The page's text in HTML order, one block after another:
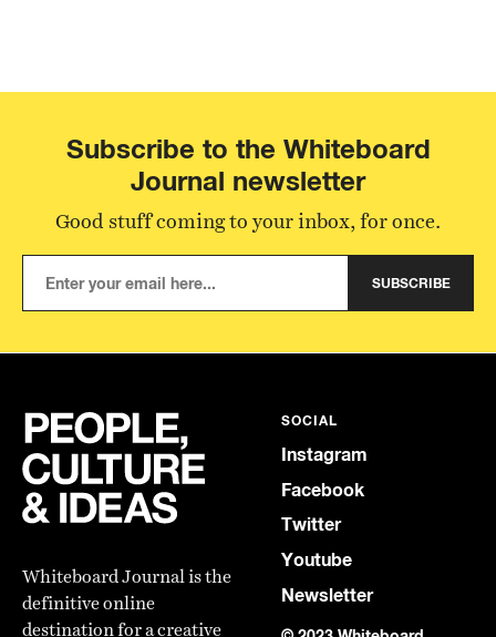
Subscribe to the Whiteboard
Journal newsletter
Good stuff coming to your inbox, for once.
SUBSCRIBE
Whiteboard Journal is the
definitive online
destination for a creative
SOCIAL
Instagram
Facebook
Twitter
Youtube
Newsletter